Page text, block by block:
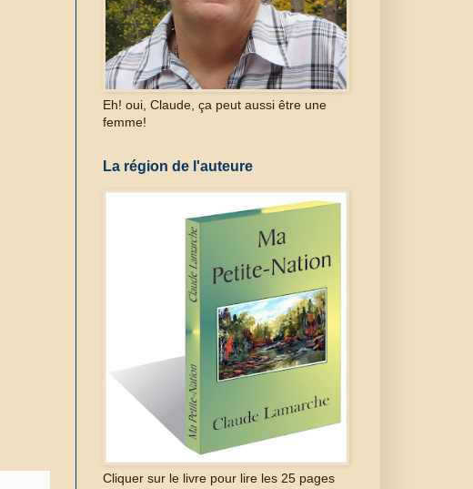
Eh! oui, Claude, ça peut aussi être une
femme!
La région de l'auteure
Cliquer sur le livre pour lire les 25 pages